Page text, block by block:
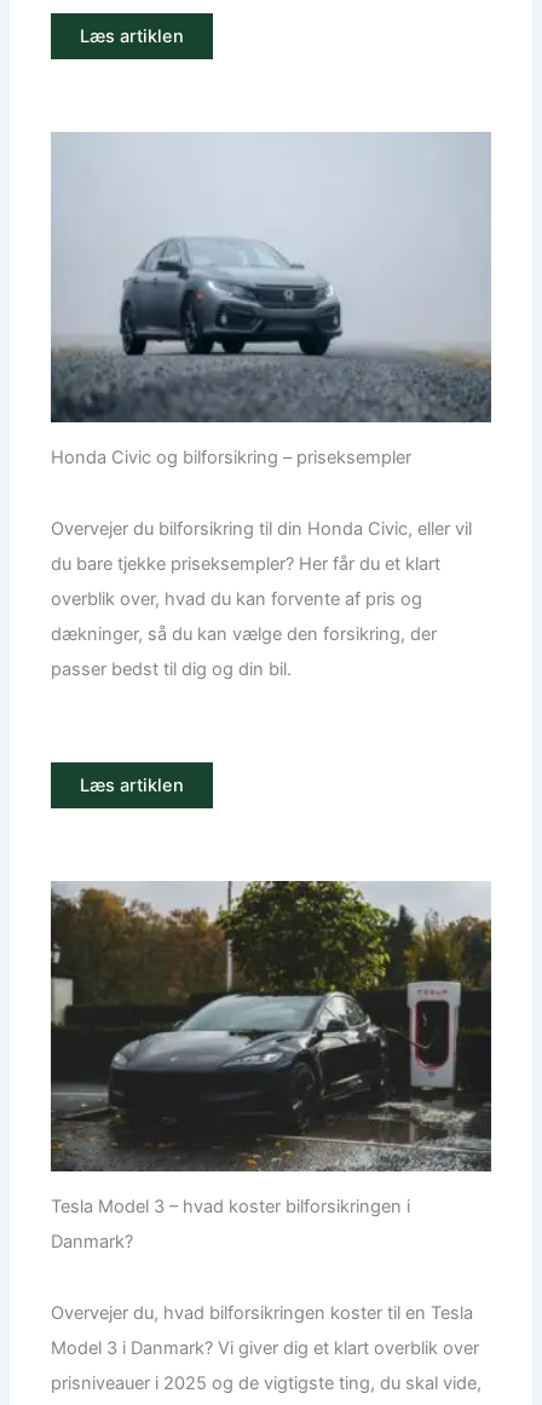
Læs artiklen
Honda Civic og bilforsikring – priseksempler
Overvejer du bilforsikring til din Honda Civic, eller vil
du bare tjekke priseksempler? Her får du et klart
overblik over, hvad du kan forvente af pris og
dækninger, så du kan vælge den forsikring, der
passer bedst til dig og din bil.
Læs artiklen
Tesla Model 3 – hvad koster bilforsikringen i
Danmark?
Overvejer du, hvad bilforsikringen koster til en Tesla
Model 3 i Danmark? Vi giver dig et klart overblik over
prisniveauer i 2025 og de vigtigste ting, du skal vide,